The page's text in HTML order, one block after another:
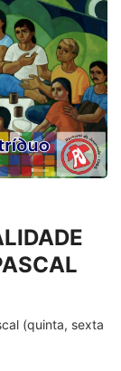
(quinta, sexta